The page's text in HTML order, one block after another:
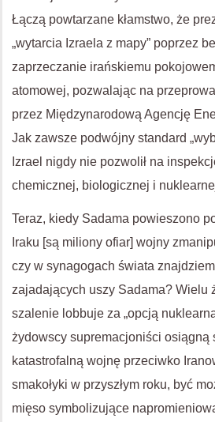
Łączą powtarzane kłamstwo, że
„wytarcia Izraela z mapy” poprzez
zaprzeczanie irańskiemu
atomowej, pozwalając na
przez Międzynarodową Agencję
Jak zawsze podwójny standard
Izrael nigdy nie pozwolił na
chemicznej, biologicznej i
Teraz, kiedy Sadama powieszono
Iraku [są miliony ofiar] wojny
czy w synagogach świata
zajadających uszy Sadama? Wielu
szalenie lobbuje za „opcją
żydowscy supremacjoniści osiągną
katastrofalną wojnę przeciwko
smakołyki w przyszłym roku, być
mięso symbolizujące